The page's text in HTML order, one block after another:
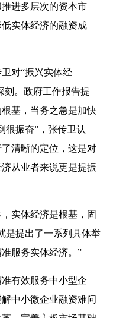
进多层次的资本市
实体经济的融资成
对“振兴实体经
刻。政府工作报告提
基，当务之急是加快
很振奋”，张传卫认
清晰的定位，这是对
从业者来说更是提振
实体经济是根基，固
是提出了一系列具体举
服务实体经济。”
有效服务中小型企
中小微企业融资难问